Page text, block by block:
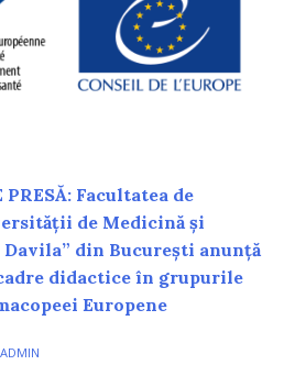
PRESĂ: Facultatea de
de Medicină și
Davila” din București anunță
didactice în grupurile
Europene
ADMIN